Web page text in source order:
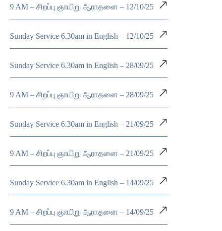
9 AM – சிறப்பு ஞாயிறு ஆராதனை – 12/10/25
Sunday Service 6.30am in English – 12/10/25
Sunday Service 6.30am in English – 28/09/25
9 AM – சிறப்பு ஞாயிறு ஆராதனை – 28/09/25
Sunday Service 6.30am in English – 21/09/25
9 AM – சிறப்பு ஞாயிறு ஆராதனை – 21/09/25
Sunday Service 6.30am in English – 14/09/25
9 AM – சிறப்பு ஞாயிறு ஆராதனை – 14/09/25